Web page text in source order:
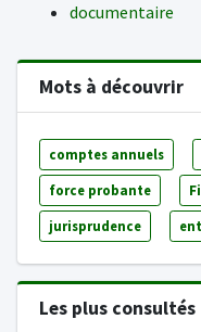
documentaire
Mots à découvrir
comptes annuels
force probante
jurisprudence
Les plus consultés